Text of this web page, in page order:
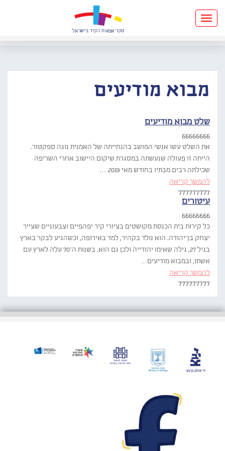
Toggle
navigation
מבוא מודיעים
שלט מבוא מודיעים
66666666
את השלט עשו אנשי המושב בהנחייתה של האמנית נוגה ספקטור.
הייתה זו פעולה שנעשתה במסגרת שיקום היישוב אחרי השריפה
שכילתה רבים מבתיו בחודש מאי 2019….
להמשך קריאה
777777777
עיטורים
66666666
כל קירות בית הכנסת מקושטים בציורי קיר יפהפיים וצבעוניים שצייר
יצחק בן־יהודה. הוא נולד בקהיר, למד באירופה, וכשהגיע לבקר בארץ
בגיל 27, גילה שאימו יהודייה ולכן גם הוא. בשנות ה־70 עלה לארץ עם
אשתו, ובמבוא מודיעים…
להמשך קריאה
777777777